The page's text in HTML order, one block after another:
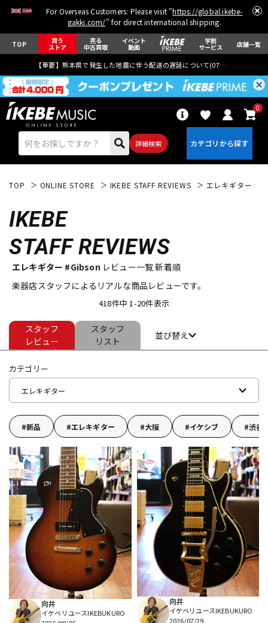
For Overseas Customers: Please visit "https://global.ikebe-
gakki.com/" for direct international shipping.
TOP 買う
ストア
売る
中古買取
イベント
動画
学割
サービス 店舗一覧
【重要】熊本県で発生した地震に伴う配送の遅延について(07月29日
詳細検索
0
エレキギター
ベース ウクレレ
ドラム パーカッション
管楽器 その他楽器
アンプ エフェクター
DJ機器 DTM
DTM オンライン納品 レコーディング機器
配信/ライブ機器 楽器アクセサリ
TOP ONLINE STORE IKEBE STAFF REVIEWS エレキギター
IKEBE
STAFF REVIEWS
エレキギター #Gibson レビュー一覧 新着順
楽器店スタッフによるリアルな商品レビューです。
418件中 1-20件表示
スタッフ
レビュー
スタッフ
リスト
並び替え
カテゴリー
エレキギター
新品 エレキギター 大阪 イケシブ 渋谷
向井
イケベリユースIKEBUKURO
向井
イケベリユースIKEBUKURO
2026/07/29